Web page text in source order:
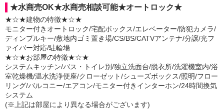
★水商売OK★水商売相談可能★オートロック★
★☆★建物の特徴★☆★
モニター付きオートロック/宅配ボックス/エレベーター/防犯カメラ/
ディンプルキー/敷地内ゴミ置き場/CS/BS/CATVアンテナ/分譲/光フ
ァイバー対応/駐輪場
★☆★お部屋の特徴★☆★
システムキッチン/バス・トイレ別/独立洗面台/脱衣所/洗濯機室内/浴
室乾燥機/温水洗浄便座/クローゼット/シューズボックス/照明/フロー
リング/バルコニー/エアコン/モニター付きインターホン/24時間換気
システム
(※上記は部屋により異なる場合がございます)